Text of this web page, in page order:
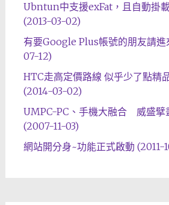
Ubntun中支援exFat，且自動掛
(2013-03-02)
有要Google Plus帳號的朋友請進
07-12)
HTC走高定價路線 似乎少了點精
(2014-03-02)
UMPC-PC、手機大融合 威盛擘
(2007-11-03)
網站開分身~功能正式啟動 (2011-